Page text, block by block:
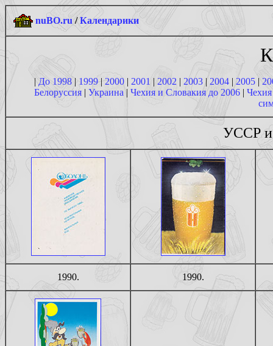
nuBO.ru /Календарики
| До 1998 |1999| 2000 | 2001 | 2002 | 2003 | 2004 | 2005 |
Белоруссия | Украина | Чехия и Словакия до 2006 |
УССР и
1990. 1990.